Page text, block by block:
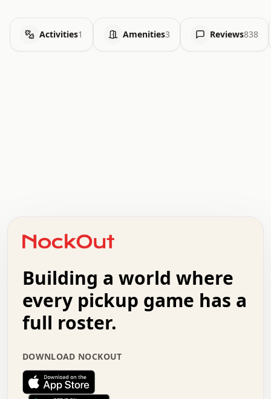
Activities1 Amenities3 Reviews838
+   .   .   .   .   .   .   .   .   .   +   .   .
.   .   .   .   .   .   .   .   .   .   .   :   .
.   .   .   .   +   .   .   .   .   .   .   .   +
.   :   .   .   .   .   .   .   .   .   o   .   .
.   .   x   .   .   .   .   .   .   :   .   .   o
.   .   .   .   :   .   .   .   .   o   .   .   .
.   .   .   .   .   .   .   :   .   .   .   .   .
.   .   .   .   .   .   .   +   .   .   x   .   .
.   .   .   .   .   :   +   .   .   .   .   .   o
.   .   .   .   .   .   .   .   .   .   .   .   .
Building a world where
every pickup game has a
full roster.
DOWNLOAD NOCKOUT